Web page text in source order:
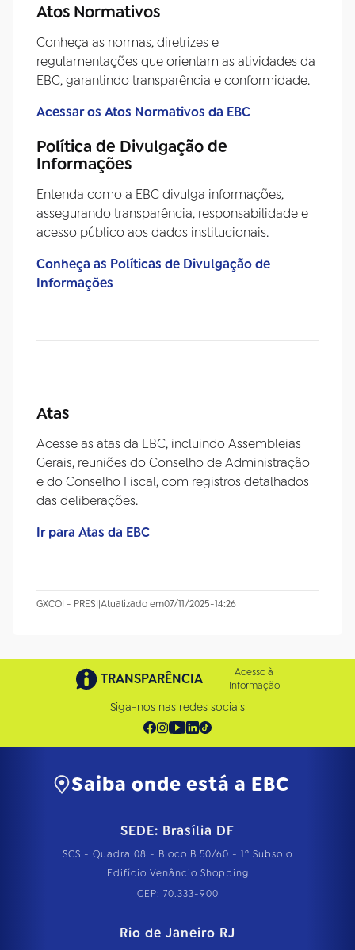
Atos Normativos
Conheça as normas, diretrizes e
regulamentações que orientam as atividades da
EBC, garantindo transparência e conformidade.
Acessar os Atos Normativos da EBC
Política de Divulgação de
Informações
Entenda como a EBC divulga informações,
assegurando transparência, responsabilidade e
acesso público aos dados institucionais.
Conheça as Políticas de Divulgação de
Informações
Atas
Acesse as atas da EBC, incluindo Assembleias
Gerais, reuniões do Conselho de Administração
e do Conselho Fiscal, com registros detalhados
das deliberações.
Ir para Atas da EBC
GXCOI - PRESI|Atualizado em07/11/2025-14:26
TRANSPARÊNCIA
Acesso à
Informação
Siga-nos nas redes sociais
Saiba onde está a EBC
SEDE: Brasília DF
SCS - Quadra 08 - Bloco B 50/60 - 1º Subsolo
Edifício Venâncio Shopping
CEP: 70.333-900
Rio de Janeiro RJ